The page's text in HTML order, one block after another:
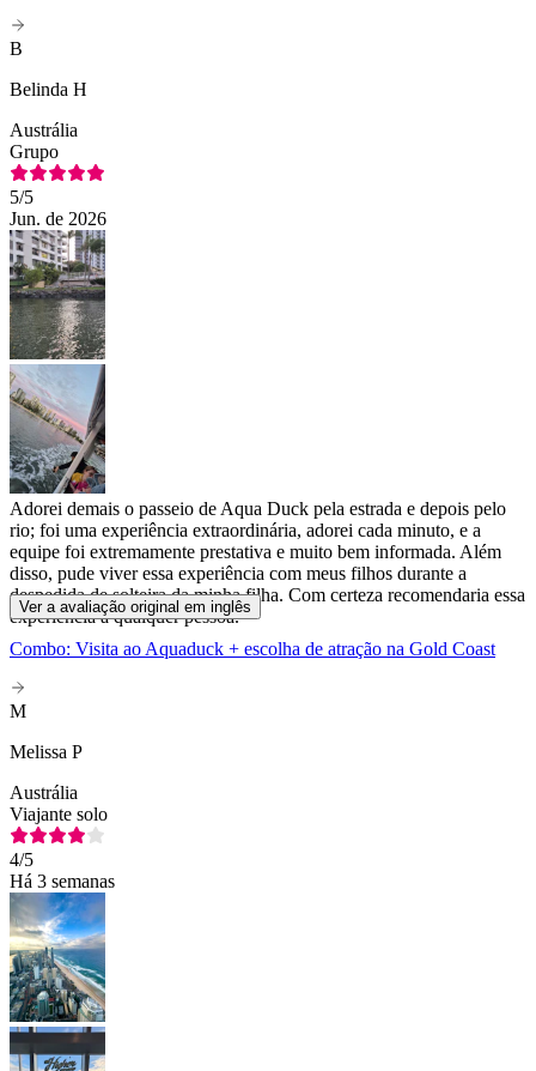
B
Belinda H
Austrália
Grupo
5/5
Jun. de 2026
Adorei demais o passeio de Aqua Duck pela estrada e depois pelo
rio; foi uma experiência extraordinária, adorei cada minuto, e a
equipe foi extremamente prestativa e muito bem informada. Além
disso, pude viver essa experiência com meus filhos durante a
despedida de solteira da minha filha. Com certeza recomendaria essa
experiência a qualquer pessoa.
Ver a avaliação original em inglês
Combo: Visita ao Aquaduck + escolha de atração na Gold Coast
M
Melissa P
Austrália
Viajante solo
4/5
Há 3 semanas